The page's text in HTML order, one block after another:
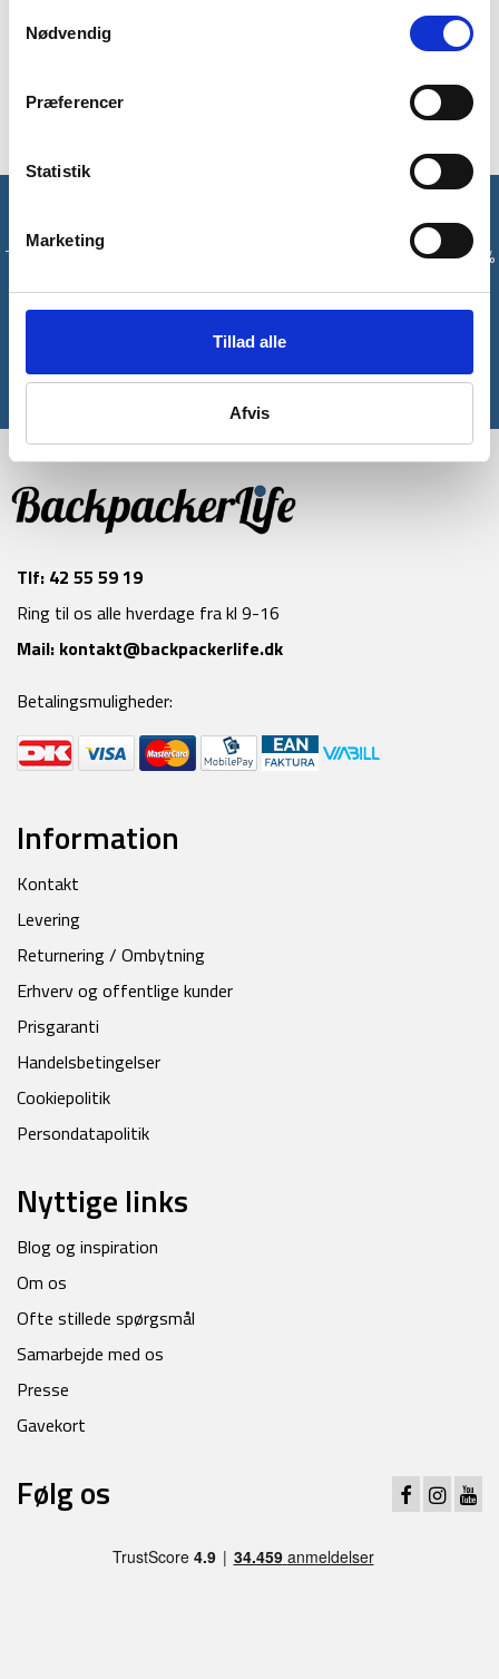
Nødvendig
Præferencer
Statistik
Marketing
Tillad alle
Afvis
Lagenposen måler 210 x 80 cm, vejer 350 gram, kan
maskinvaskes og er hurtigtørrende.
Tilmeld dig vores nyhedsbrev og modtag med det samme en 10%
Tlf: 42 55 59 19
Ring til os alle hverdage fra kl 9-16
Mail: kontakt@backpackerlife.dk
Betalingsmuligheder:
Information
Kontakt
Levering
Returnering / Ombytning
Erhverv og offentlige kunder
Prisgaranti
Handelsbetingelser
Cookiepolitik
Persondatapolitik
Nyttige links
Blog og inspiration
Om os
Ofte stillede spørgsmål
Samarbejde med os
Presse
Gavekort
Følg os